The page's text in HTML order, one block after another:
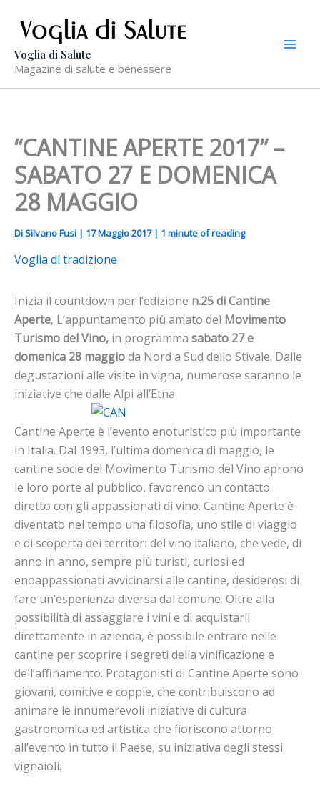
contenuto
Voglia di Salute
Magazine di salute e benessere
“CANTINE APERTE 2017” –
SABATO 27 E DOMENICA
28 MAGGIO
DiSilvano Fusi | 17 Maggio 2017 | 1 minute of reading
Voglia di tradizione
Inizia il countdown per l’edizione n.25 di Cantine
Aperte, L’appuntamento più amato del Movimento
Turismo del Vino, in programma sabato 27 e
domenica 28 maggioda Nord a Sud dello Stivale. Dalle
degustazioni alle visite in vigna, numerose saranno le
iniziative che dalle Alpi all’Etna.
Cantine Aperte è l’evento enoturistico più importante
in Italia. Dal 1993, l’ultima domenica di maggio, le
cantine socie del Movimento Turismo del Vino aprono
le loro porte al pubblico, favorendo un contatto
diretto con gli appassionati di vino. Cantine Aperte è
diventato nel tempo una filosofia, uno stile di viaggio
e di scoperta dei territori del vino italiano, che vede, di
anno in anno, sempre più turisti, curiosi ed
enoappassionati avvicinarsi alle cantine, desiderosi di
fare un’esperienza diversa dal comune. Oltre alla
possibilità di assaggiare i vini e di acquistarli
direttamente in azienda, è possibile entrare nelle
cantine per scoprire i segreti della vinificazione e
dell’affinamento. Protagonisti di Cantine Aperte sono
giovani, comitive e coppie, che contribuiscono ad
animare le innumerevoli iniziative di cultura
gastronomica ed artistica che fioriscono attorno
all’evento in tutto il Paese, su iniziativa degli stessi
vignaioli.